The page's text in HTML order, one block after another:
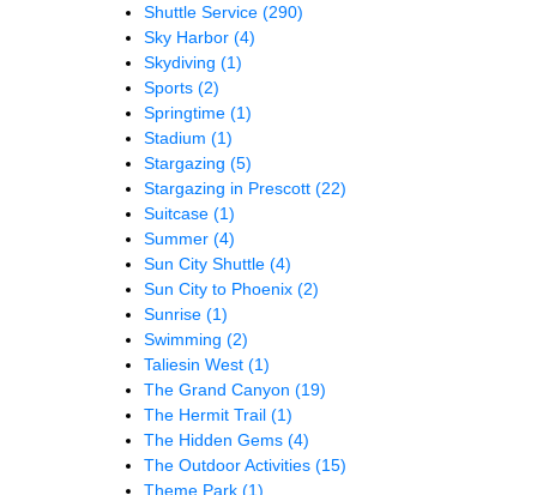
Shuttle Service (290)
Sky Harbor (4)
Skydiving (1)
Sports (2)
Springtime (1)
Stadium (1)
Stargazing (5)
Stargazing in Prescott (22)
Suitcase (1)
Summer (4)
Sun City Shuttle (4)
Sun City to Phoenix (2)
Sunrise (1)
Swimming (2)
Taliesin West (1)
The Grand Canyon (19)
The Hermit Trail (1)
The Hidden Gems (4)
The Outdoor Activities (15)
Theme Park (1)